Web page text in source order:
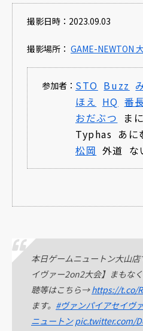
撮影日時：2023.09.03
撮影場所： GAME-NEWTON
参加者： STO Buzz
ほえ HQ 番
おだぶつ
ま
Typhas あに
松岡 外道 な
本日ゲームニュートン大山
イヴァー2on2大会】まもな
聴等はこちら→https://t.co/
ます。 #ヴァンパイアセイヴ
ニュートン pic.twitter.com/